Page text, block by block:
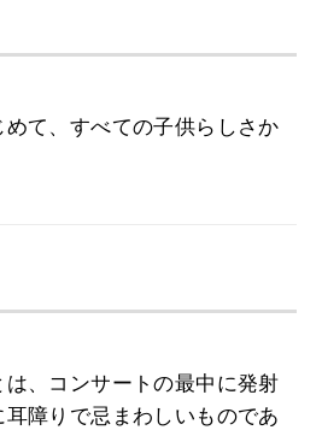
めて、すべての子供らしさか
、コンサートの最中に発射
障りで忌まわしいものであ